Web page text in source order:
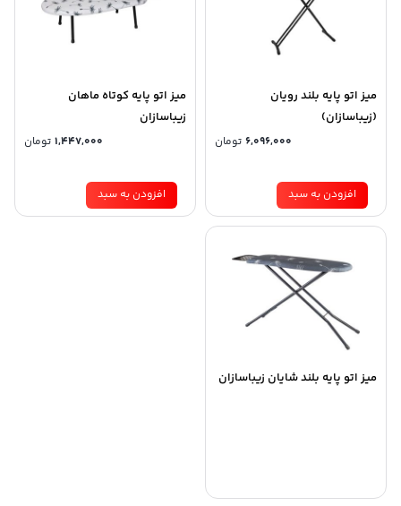
میز اتو پایه بلند رویان
(زیباسازان)
تومان
افزودن به سبد
میز اتو پایه کوتاه ماهان
زیباسازان
تومان
افزودن به سبد
میز اتو پایه بلند شایان زیباسازان